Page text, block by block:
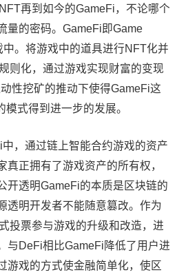
再到如今的GameFi，不论哪个
量的密码。GameFi即Game
。将游戏中的道具进行NFT化并
则化，通过游戏实现财富的变现
性挖矿的推动下使得GameFi这
式得到进一步的发展。
，通过链上智能合约游戏的资产
真正拥有了游戏资产的所有权，
开透明GameFi的本质是区块链的
透明开发者不能随意篡改。作为
投票参与游戏的升级和改造，进
与DeFi相比GameFi降低了用户进
游戏的方式使金融简单化，使区